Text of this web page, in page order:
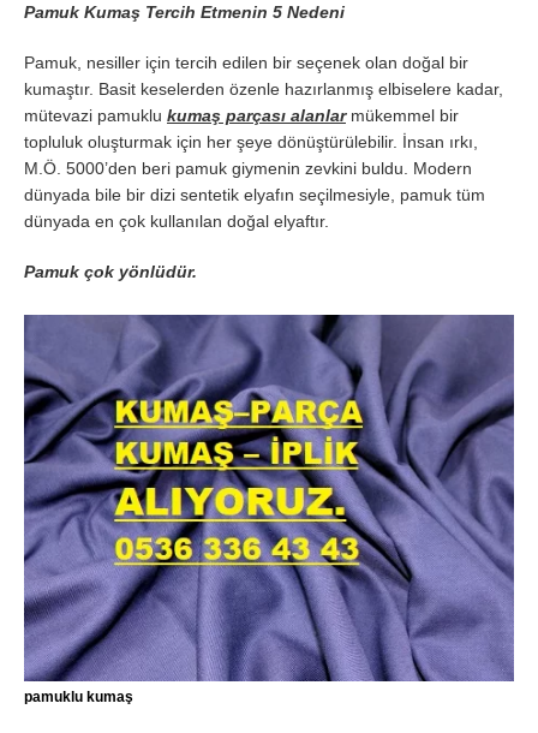
Pamuk Kumaş Tercih Etmenin 5 Nedeni
Pamuk, nesiller için tercih edilen bir seçenek olan doğal bir
kumaştır. Basit keselerden özenle hazırlanmış elbiselere kadar,
mütevazi pamuklu kumaş parçası alanlarmükemmel bir
topluluk oluşturmak için her şeye dönüştürülebilir. İnsan ırkı,
M.Ö. 5000’den beri pamuk giymenin zevkini buldu. Modern
dünyada bile bir dizi sentetik elyafın seçilmesiyle, pamuk tüm
dünyada en çok kullanılan doğal elyaftır.
Pamuk çok yönlüdür.
pamuklu kumaş